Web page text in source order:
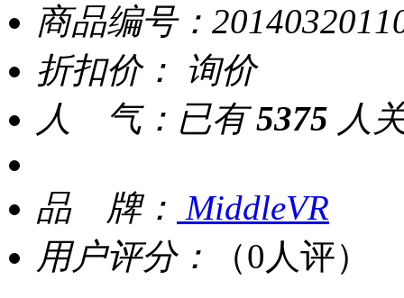
商品编号：
折扣价：
询价
人 气： 已有 5375 人
品 牌： MiddleVR
用户评分：
（0人评）